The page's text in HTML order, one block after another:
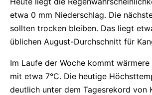
etwa 0 mm Niederschlag. Die
sollten trocken bleiben. Das liegt
üblichen August-Durchschnitt für
Im Laufe der Woche kommt
mit etwa 7°C. Die heutige
deutlich unter dem Tagesrekord von